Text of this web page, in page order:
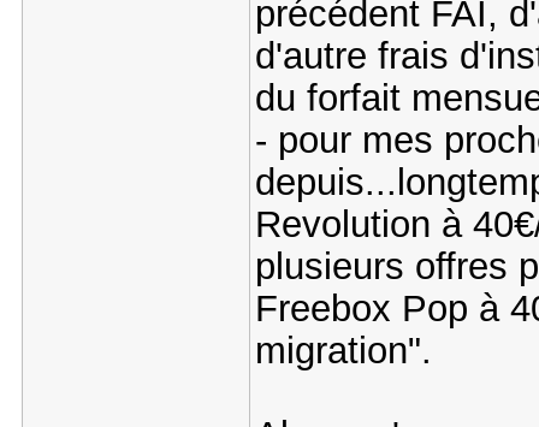
précédent FAI,
d'autre frais
du forfait
- pour mes
Revolution à
plusieurs offres
Freebox Pop à
migration".